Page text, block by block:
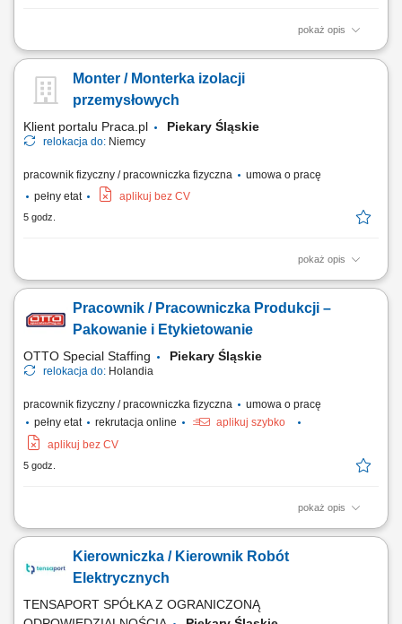
pokaż opis
Zakres obowiązków: Wykonywanie prostych prac produkcyjnych przy
produkcyjnych; Pakowanie oraz etykietowanie napojów; Kontrola
jakości produktów; Realizacja bieżących prac pomocniczych na terenie
Monter / Monterka izolacji
przemysłowych
Klient portalu Praca.pl Piekary Śląskie
relokacja do: Niemcy
pracownik fizyczny / pracowniczka fizyczna
umowa o pracę
pełny etat
aplikuj bez CV
5 godz.
pokaż opis
Demontaż i montaż izolacji ciepło- oraz zimnochronnej; Praca przy
Pracownik / Pracowniczka Produkcji –
Pakowanie i Etykietowanie
OTTO Special Staffing Piekary Śląskie
relokacja do: Holandia
pracownik fizyczny / pracowniczka fizyczna
umowa o pracę
pełny etat
rekrutacja online
aplikuj szybko
aplikuj bez CV
5 godz.
pokaż opis
Opis stanowiska Realizacja procesu pakowania produktów w
poprawności etykietowania opakowań (butelki, tuby, pudełka) zgodnie z
instrukcjami; Przygotowanie gotowych wyrobów do wysyłki na rynki
Kierowniczka / Kierownik Robót
Elektrycznych
TENSAPORT SPÓŁKA Z OGRANICZONĄ